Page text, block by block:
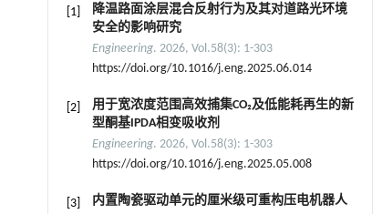
[1]
降温路面涂层混合反射行为及其对道路光环境
安全的影响研究
Engineering. 2026, Vol.58(3): 1-303
https://doi.org/10.1016/j.eng.2025.06.014
[2]
用于宽浓度范围高效捕集CO₂及低能耗再生的新
型酮基IPDA相变吸收剂
Engineering. 2026, Vol.58(3): 1-303
https://doi.org/10.1016/j.eng.2025.05.008
[3]
内置陶瓷驱动单元的厘米级可重构压电机器人